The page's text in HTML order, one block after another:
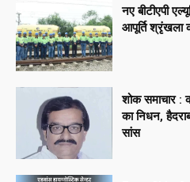
नए बीटीएपी
आपूर्ति श्रृंखला
शोक समाचार :
का निधन,
सांस